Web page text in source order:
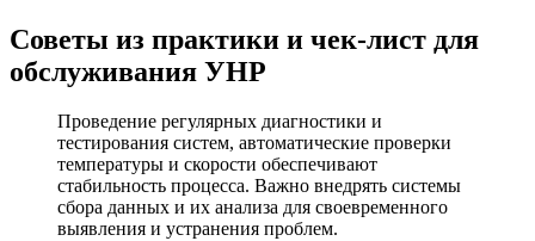
Советы из практики и чек-лист для
обслуживания УНР
Проведение регулярных диагностики и
тестирования систем, автоматические проверки
температуры и скорости обеспечивают
стабильность процесса. Важно внедрять системы
сбора данных и их анализа для своевременного
выявления и устранения проблем.